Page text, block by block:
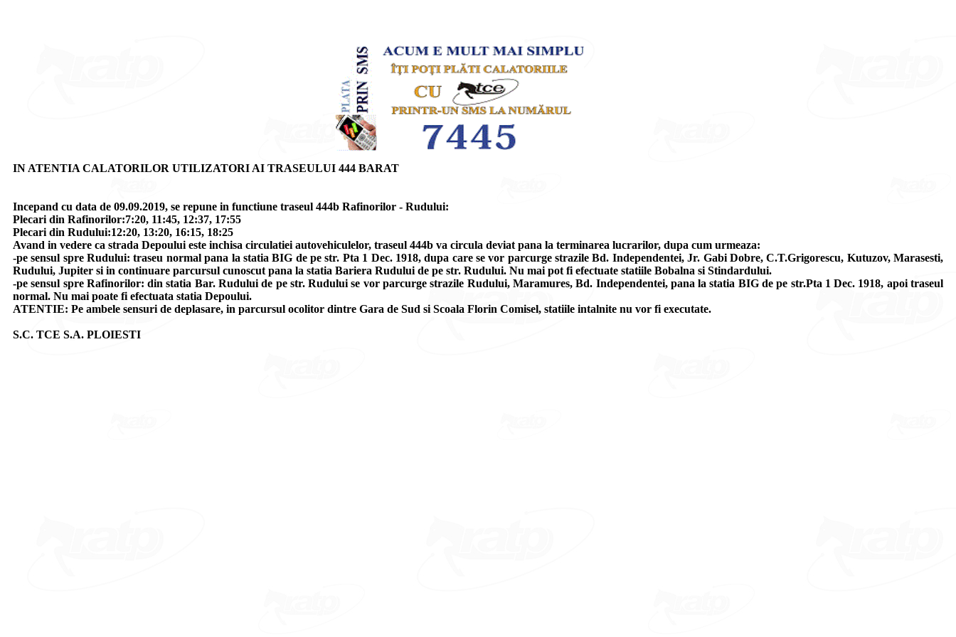
IN ATENTIA CALATORILOR UTILIZATORI AI TRASEULUI 444 BARAT
Incepand cu data de 09.09.2019, se repune in functiune traseul 444b Rafinorilor - Rudului:
Plecari din Rafinorilor:7:20, 11:45, 12:37, 17:55
Plecari din Rudului:12:20, 13:20, 16:15, 18:25
Avand in vedere ca strada Depoului este inchisa circulatiei autovehiculelor, traseul 444b va circula deviat pana la terminarea lucrarilor, dupa cum urmeaza:
-pe sensul spre Rudului: traseu normal pana la statia BIG de pe str. Pta 1 Dec. 1918, dupa care se vor parcurge strazile Bd. Independentei, Jr. Gabi Dobre, C.T.Grigorescu, Kutuzov, Marasesti,
Rudului, Jupiter si in continuare parcursul cunoscut pana la statia Bariera Rudului de pe str. Rudului. Nu mai pot fi efectuate statiile Bobalna si Stindardului.
-pe sensul spre Rafinorilor: din statia Bar. Rudului de pe str. Rudului se vor parcurge strazile Rudului, Maramures, Bd. Independentei, pana la statia BIG de pe str.Pta 1 Dec. 1918, apoi traseul
normal. Nu mai poate fi efectuata statia Depoului.
ATENTIE: Pe ambele sensuri de deplasare, in parcursul ocolitor dintre Gara de Sud si Scoala Florin Comisel, statiile intalnite nu vor fi executate.
S.C. TCE S.A. PLOIESTI